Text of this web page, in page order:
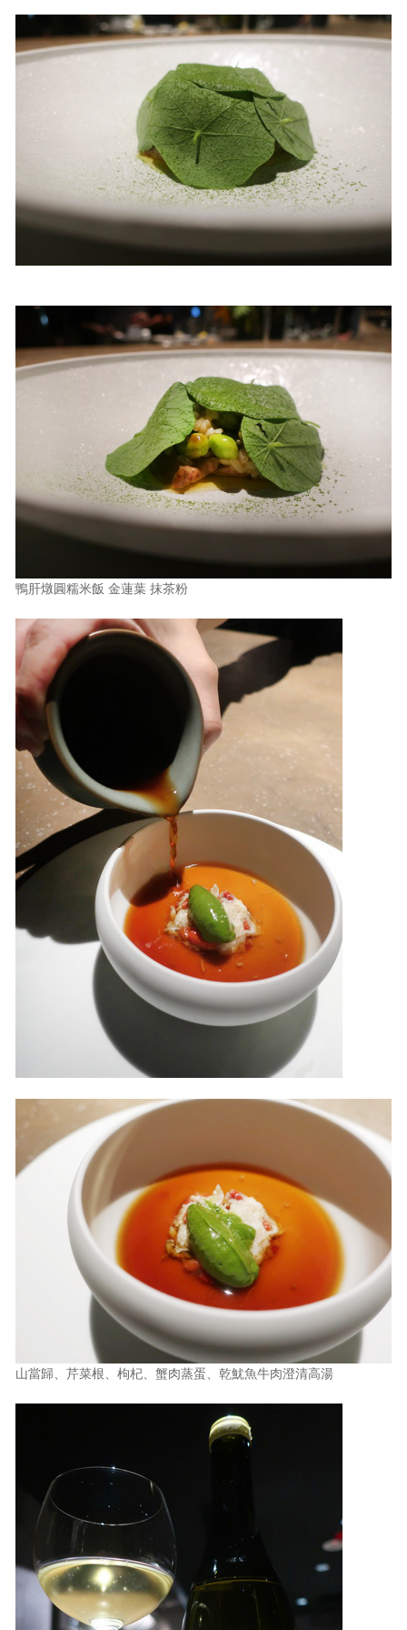
鴨肝燉圓糯米飯 金蓮葉 抹茶粉
山當歸、芹菜根、枸杞、蟹肉蒸蛋、乾魷魚牛肉澄清高湯